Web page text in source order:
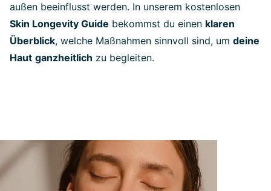
außen beeinflusst werden. In unserem kostenlosen
Skin Longevity Guide bekommst du einen klaren
Überblick, welche Maßnahmen sinnvoll sind, um deine
Haut ganzheitlich zu begleiten.